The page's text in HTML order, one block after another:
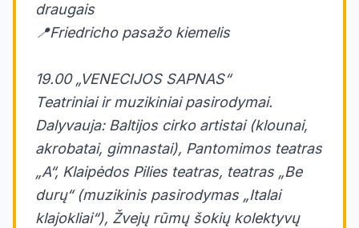
draugais
📍Friedricho pasažo kiemelis
19.00 „VENECIJOS SAPNAS“
Teatriniai ir muzikiniai pasirodymai.
Dalyvauja: Baltijos cirko artistai (klounai,
akrobatai, gimnastai), Pantomimos teatras
„A“, Klaipėdos Pilies teatras, teatras „Be
durų“ (muzikinis pasirodymas „Italai
klajokliai“), Žvejų rūmų šokių kolektyvų